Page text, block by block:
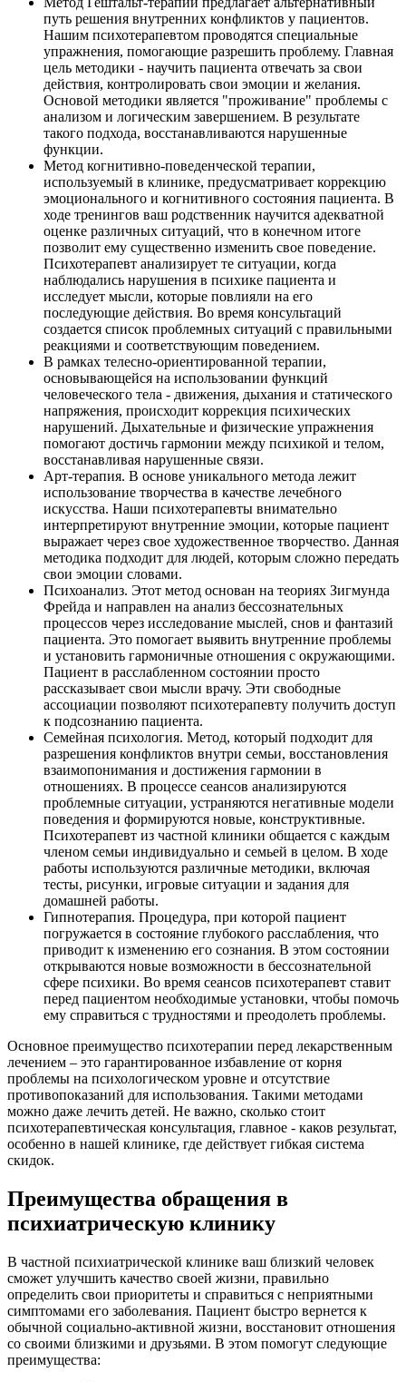
путь решения внутренних конфликтов у пациентов.
Нашим психотерапевтом проводятся специальные
упражнения, помогающие разрешить проблему. Главная
цель методики - научить пациента отвечать за свои
действия, контролировать свои эмоции и желания.
Основой методики является "проживание" проблемы с
анализом и логическим завершением. В результате
такого подхода, восстанавливаются нарушенные
функции.
Метод когнитивно-поведенческой терапии,
используемый в клинике, предусматривает коррекцию
эмоционального и когнитивного состояния пациента. В
ходе тренингов ваш родственник научится адекватной
оценке различных ситуаций, что в конечном итоге
позволит ему существенно изменить свое поведение.
Психотерапевт анализирует те ситуации, когда
наблюдались нарушения в психике пациента и
исследует мысли, которые повлияли на его
последующие действия. Во время консультаций
создается список проблемных ситуаций с правильными
реакциями и соответствующим поведением.
В рамках телесно-ориентированной терапии,
основывающейся на использовании функций
человеческого тела - движения, дыхания и статического
напряжения, происходит коррекция психических
нарушений. Дыхательные и физические упражнения
помогают достичь гармонии между психикой и телом,
восстанавливая нарушенные связи.
Арт-терапия. В основе уникального метода лежит
использование творчества в качестве лечебного
искусства. Наши психотерапевты внимательно
интерпретируют внутренние эмоции, которые пациент
выражает через свое художественное творчество. Данная
методика подходит для людей, которым сложно передать
свои эмоции словами.
Психоанализ. Этот метод основан на теориях Зигмунда
Фрейда и направлен на анализ бессознательных
процессов через исследование мыслей, снов и фантазий
пациента. Это помогает выявить внутренние проблемы
и установить гармоничные отношения с окружающими.
Пациент в расслабленном состоянии просто
рассказывает свои мысли врачу. Эти свободные
ассоциации позволяют психотерапевту получить доступ
к подсознанию пациента.
Семейная психология. Метод, который подходит для
разрешения конфликтов внутри семьи, восстановления
взаимопонимания и достижения гармонии в
отношениях. В процессе сеансов анализируются
проблемные ситуации, устраняются негативные модели
поведения и формируются новые, конструктивные.
Психотерапевт из частной клиники общается с каждым
членом семьи индивидуально и семьей в целом. В ходе
работы используются различные методики, включая
тесты, рисунки, игровые ситуации и задания для
домашней работы.
Гипнотерапия. Процедура, при которой пациент
погружается в состояние глубокого расслабления, что
приводит к изменению его сознания. В этом состоянии
открываются новые возможности в бессознательной
сфере психики. Во время сеансов психотерапевт ставит
перед пациентом необходимые установки, чтобы помочь
ему справиться с трудностями и преодолеть проблемы.
Основное преимущество психотерапии перед лекарственным
лечением – это гарантированное избавление от корня
проблемы на психологическом уровне и отсутствие
противопоказаний для использования. Такими методами
можно даже лечить детей. Не важно, сколько стоит
психотерапевтическая консультация, главное - каков результат,
особенно в нашей клинике, где действует гибкая система
скидок.
Преимущества обращения в
психиатрическую клинику
В частной психиатрической клинике ваш близкий человек
сможет улучшить качество своей жизни, правильно
определить свои приоритеты и справиться с неприятными
симптомами его заболевания. Пациент быстро вернется к
обычной социально-активной жизни, восстановит отношения
со своими близкими и друзьями. В этом помогут следующие
преимущества: